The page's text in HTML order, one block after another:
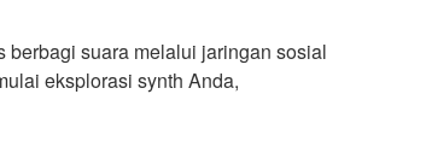
berbagi suara melalui jaringan sosial
eksplorasi synth Anda,